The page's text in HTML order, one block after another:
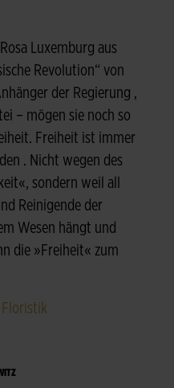
Luxemburg aus
Revolution“ von
der Regierung ,
– mögen sie noch so
Freiheit ist immer
. Nicht wegen des
sondern weil all
Reinigende der
Wesen hängt und
die »Freiheit« zum